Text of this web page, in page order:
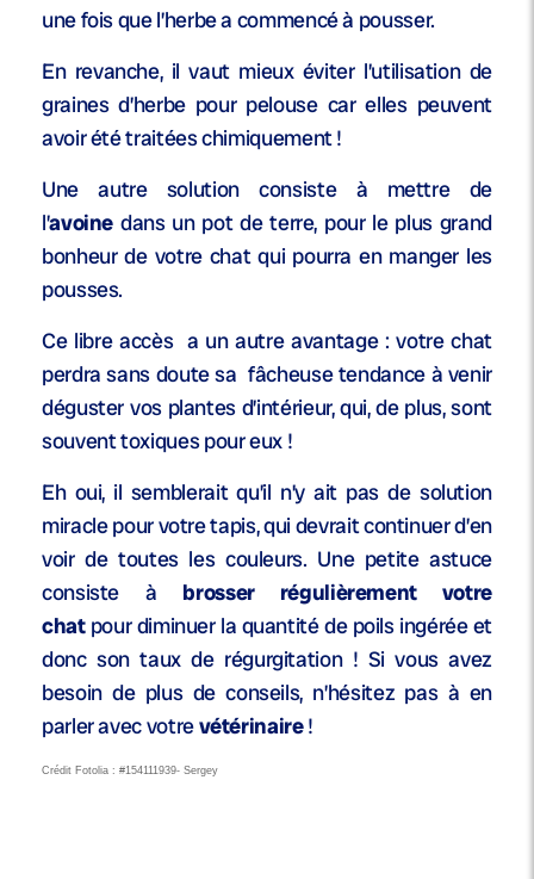
une fois que l’herbe a commencé à pousser.
En revanche, il vaut mieux éviter l’utilisation de
graines d’herbe pour pelouse car elles peuvent
avoir été traitées chimiquement !
Une autre solution consiste à mettre de
l’avoine dans un pot de terre, pour le plus grand
bonheur de votre chat qui pourra en manger les
pousses.
Ce libre accès a un autre avantage : votre chat
perdra sans doute sa fâcheuse tendance à venir
déguster vos plantes d’intérieur, qui, de plus, sont
souvent toxiques pour eux !
Eh oui, il semblerait qu’il n’y ait pas de solution
miracle pour votre tapis, qui devrait continuer d’en
voir de toutes les couleurs. Une petite astuce
consiste à brosser régulièrement votre
chatpour diminuer la quantité de poils ingérée et
donc son taux de régurgitation ! Si vous avez
besoin de plus de conseils, n’hésitez pas à en
parler avec votrevétérinaire!
Crédit Fotolia : #154111939- Sergey